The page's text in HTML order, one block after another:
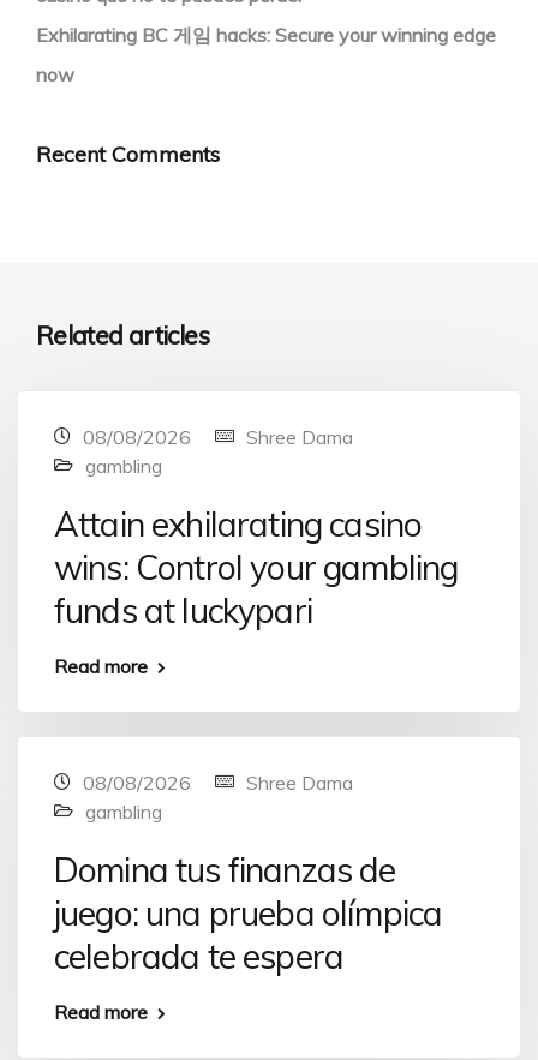
Exhilarating BC 게임 hacks: Secure your winning edge
now
Recent Comments
Related articles
08/08/2026
Shree Dama
gambling
Attain exhilarating casino
wins: Control your gambling
funds at luckypari
Read more
08/08/2026
Shree Dama
gambling
Domina tus finanzas de
juego: una prueba olímpica
celebrada te espera
Read more